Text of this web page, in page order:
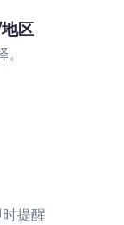
区
提醒